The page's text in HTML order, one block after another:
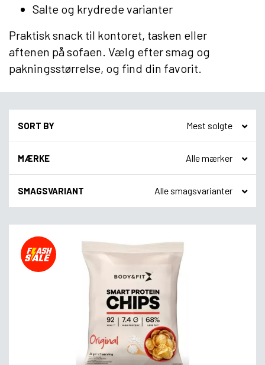
Salte og krydrede varianter
Praktisk snack til kontoret, tasken eller
aftenen på sofaen. Vælg efter smag og
pakningsstørrelse, og find din favorit.
SORT BY
MÆRKE
SMAGSVARIANT